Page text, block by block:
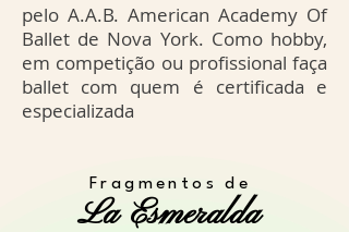
pelo A.A.B. American Academy Of
Ballet de Nova York. Como hobby,
em competição ou profissional faça
ballet com quem é certificada e
especializada
Fragmentos de
La Esmeralda